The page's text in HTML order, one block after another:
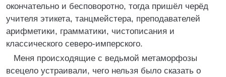
окончательно и бесповоротно, тогда пришёл черёд
учителя этикета, танцмейстера, преподавателей
арифметики, грамматики, чистописания и
классического северо-имперского.
Меня происходящие с ведьмой метаморфозы
всецело устраивали, чего нельзя было сказать о